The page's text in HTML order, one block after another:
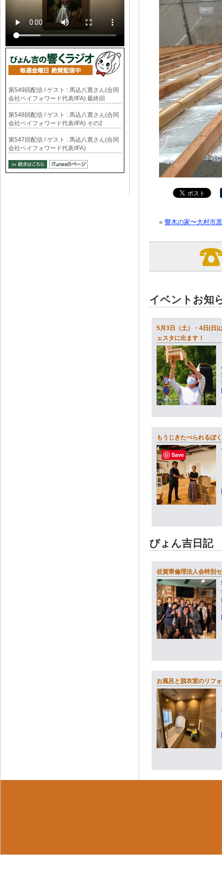
« 響木の家〜大村市
イベントお知
5月3日（土）・4日(日)
ェスタに出ます！
もうじきたべられるぼ
ぴょん吉日記
佐賀県倫理法人会特別
お風呂と脱衣室のリフ
第549回配信 / ゲスト : 馬込八寛さん(合同
会社ペイフォワード代表/IFA) 最終回
第548回配信 / ゲスト : 馬込八寛さん(合同
会社ペイフォワード代表/IFA) その2
第547回配信 / ゲスト : 馬込八寛さん(合同
会社ペイフォワード代表/IFA)
Save